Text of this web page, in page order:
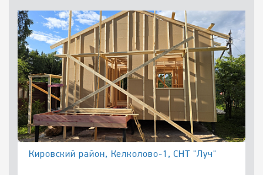
Кировский район, Келколово-1, СНТ "Луч"